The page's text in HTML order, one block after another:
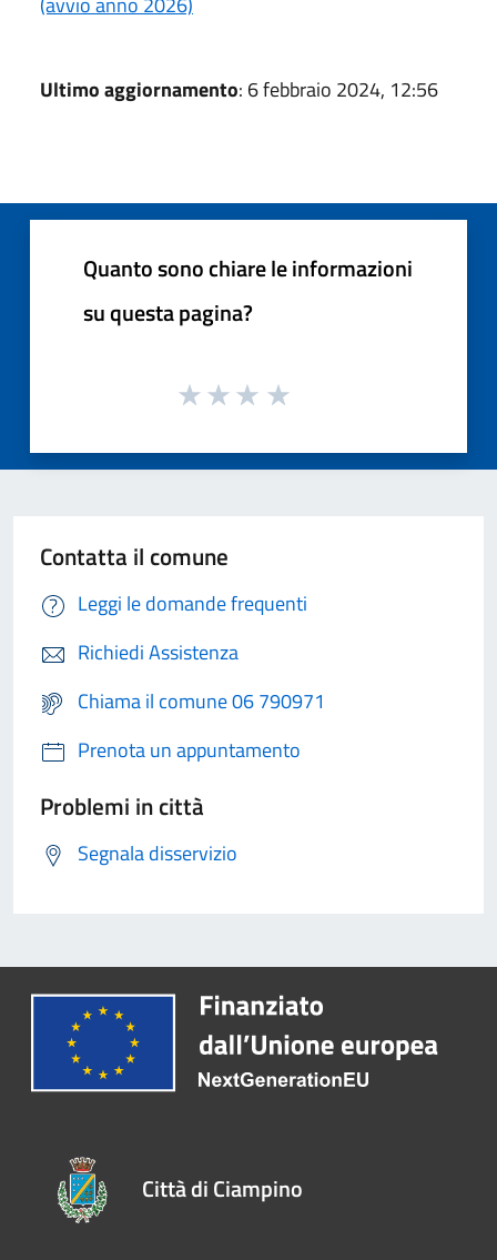
Ultimo aggiornamento: 6 febbraio 2024, 12:56
Quanto sono chiare le informazioni
su questa pagina?
Contatta il comune
Leggi le domande frequenti
Richiedi Assistenza
Chiama il comune 06 790971
Prenota un appuntamento
Problemi in città
Segnala disservizio
Città di Ciampino